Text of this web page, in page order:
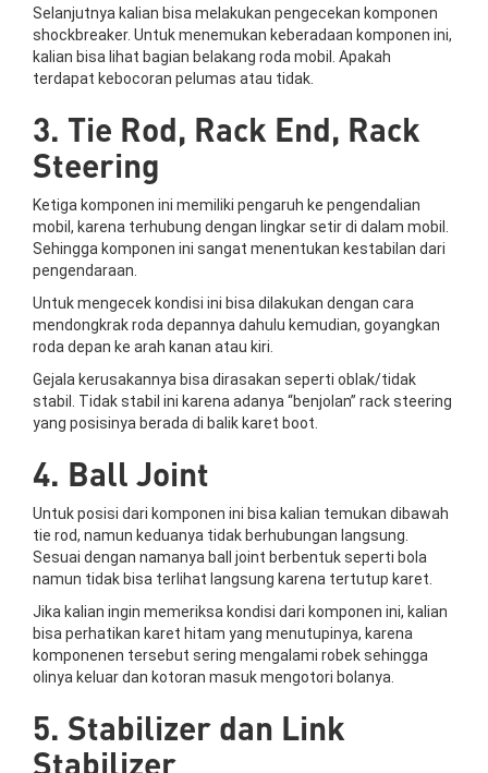
Selanjutnya kalian bisa melakukan pengecekan komponen
shockbreaker. Untuk menemukan keberadaan komponen ini,
kalian bisa lihat bagian belakang roda mobil. Apakah
terdapat kebocoran pelumas atau tidak.
3. Tie Rod, Rack End, Rack
Steering
Ketiga komponen ini memiliki pengaruh ke pengendalian
mobil, karena terhubung dengan lingkar setir di dalam mobil.
Sehingga komponen ini sangat menentukan kestabilan dari
pengendaraan.
Untuk mengecek kondisi ini bisa dilakukan dengan cara
mendongkrak roda depannya dahulu kemudian, goyangkan
roda depan ke arah kanan atau kiri.
Gejala kerusakannya bisa dirasakan seperti oblak/tidak
stabil. Tidak stabil ini karena adanya “benjolan” rack steering
yang posisinya berada di balik karet boot.
4. Ball Joint
Untuk posisi dari komponen ini bisa kalian temukan dibawah
tie rod, namun keduanya tidak berhubungan langsung.
Sesuai dengan namanya ball joint berbentuk seperti bola
namun tidak bisa terlihat langsung karena tertutup karet.
Jika kalian ingin memeriksa kondisi dari komponen ini, kalian
bisa perhatikan karet hitam yang menutupinya, karena
komponenen tersebut sering mengalami robek sehingga
olinya keluar dan kotoran masuk mengotori bolanya.
5. Stabilizer dan Link
Stabilizer